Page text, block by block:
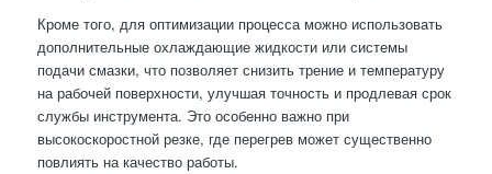
Кроме того, для оптимизации процесса можно использовать
дополнительные охлаждающие жидкости или системы
подачи смазки, что позволяет снизить трение и температуру
на рабочей поверхности, улучшая точность и продлевая срок
службы инструмента. Это особенно важно при
высокоскоростной резке, где перегрев может существенно
повлиять на качество работы.